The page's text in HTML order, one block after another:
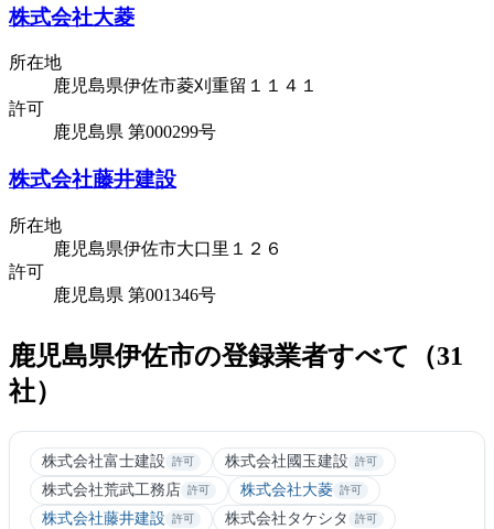
株式会社大菱
所在地
鹿児島県伊佐市菱刈重留１１４１
許可
鹿児島県 第000299号
株式会社藤井建設
所在地
鹿児島県伊佐市大口里１２６
許可
鹿児島県 第001346号
鹿児島県伊佐市の登録業者すべて（31
社）
株式会社富士建設 許可 株式会社國玉建設 許可
株式会社荒武工務店 許可 株式会社大菱 許可
株式会社藤井建設 許可 株式会社タケシタ 許可